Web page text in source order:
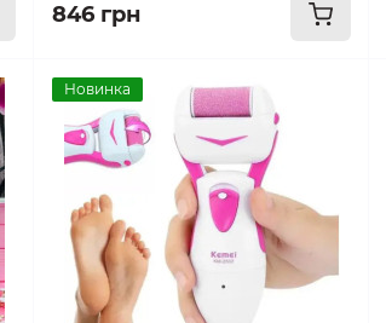
846 грн
Новинка